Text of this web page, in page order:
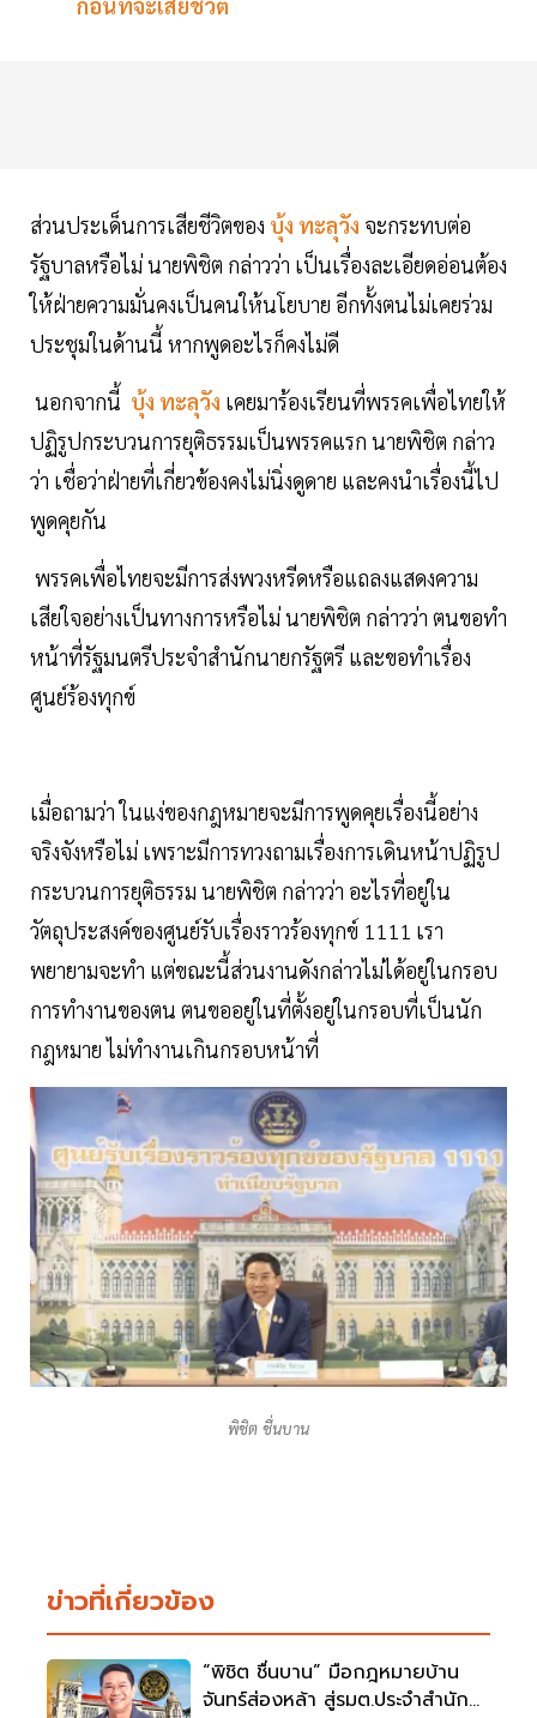
ส่วนประเด็นการเสียชีวิตของ บุ้ง ทะลุวัง จะกระทบต่อ
รัฐบาลหรือไม่ นายพิชิต กล่าวว่า เป็นเรื่องละเอียดอ่อนต้อง
ให้ฝ่ายความมั่นคงเป็นคนให้นโยบาย อีกทั้งตนไม่เคยร่วม
ประชุมในด้านนี้ หากพูดอะไรก็คงไม่ดี
นอกจากนี้ บุ้ง ทะลุวัง เคยมาร้องเรียนที่พรรคเพื่อไทยให้
ปฏิรูปกระบวนการยุติธรรมเป็นพรรคแรก นายพิชิต กล่าว
ว่า เชื่อว่าฝ่ายที่เกี่ยวข้องคงไม่นิ่งดูดาย และคงนำเรื่องนี้ไป
พูดคุยกัน
พรรคเพื่อไทยจะมีการส่งพวงหรีดหรือแถลงแสดงความ
เสียใจอย่างเป็นทางการหรือไม่ นายพิชิต กล่าวว่า ตนขอทำ
หน้าที่รัฐมนตรีประจำสำนักนายกรัฐตรี และขอทำเรื่อง
ศูนย์ร้องทุกข์
เมื่อถามว่า ในแง่ของกฎหมายจะมีการพูดคุยเรื่องนี้อย่าง
จริงจังหรือไม่ เพราะมีการทวงถามเรื่องการเดินหน้าปฏิรูป
กระบวนการยุติธรรม นายพิชิต กล่าวว่า อะไรที่อยู่ใน
วัตถุประสงค์ของศูนย์รับเรื่องราวร้องทุกข์ 1111 เรา
พยายามจะทำ แต่ขณะนี้ส่วนงานดังกล่าวไม่ได้อยู่ในกรอบ
การทำงานของตน ตนขออยู่ในที่ตั้งอยู่ในกรอบที่เป็นนัก
กฎหมาย ไม่ทำงานเกินกรอบหน้าที่
พิชิต ชื่นบาน
ข่าวที่เกี่ยวข้อง
“พิชิต ชื่นบาน” มือกฎหมายบ้าน
จันทร์ส่องหล้า สู่รมต.ประจำสำนัก